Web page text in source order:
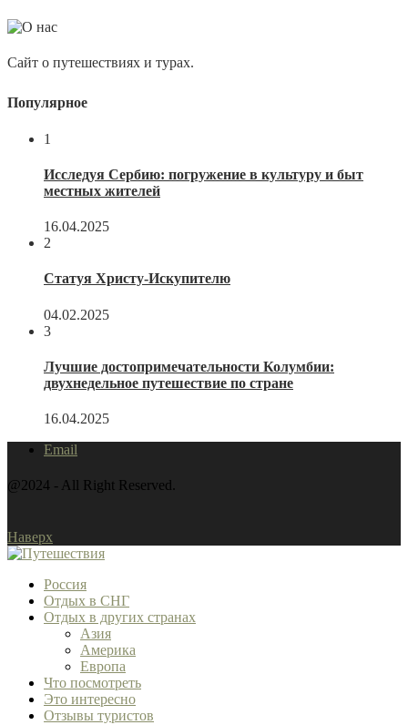
Сайт о путешествиях и турах.
Популярное
1
Исследуя Сербию: погружение в культуру и быт
местных жителей
16.04.2025
2
Статуя Христу-Искупителю
04.02.2025
3
Лучшие достопримечательности Колумбии:
двухнедельное путешествие по стране
16.04.2025
Email
@2024 - All Right Reserved.
Наверх
Россия
Отдых в СНГ
Отдых в других странах
Азия
Америка
Европа
Что посмотреть
Это интересно
Отзывы туристов